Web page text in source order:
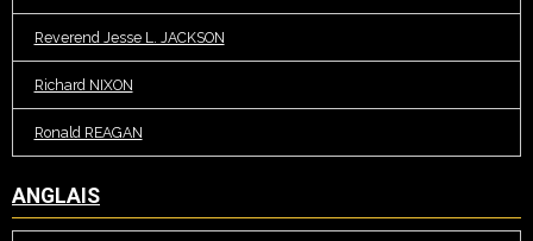
Reverend Jesse L. JACKSON
Richard NIXON
Ronald REAGAN
ANGLAIS